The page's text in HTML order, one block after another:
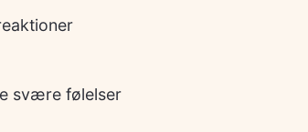
svære følelser